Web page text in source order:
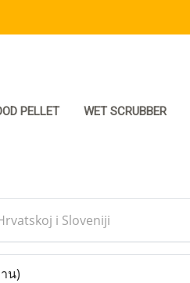
PELLET WET SCRUBBER
i Sloveniji
น)